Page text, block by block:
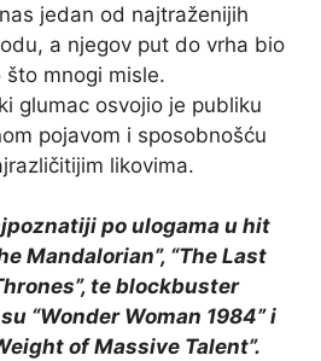
jedan od najtraženijih
a njegov put do vrha bio
mnogi misle.
glumac osvojio je publiku
pojavom i sposobnošću
likovima.
po ulogama u hit
Mandalorian”, “The Last
te blockbuster
“Wonder Woman 1984” i
of Massive Talent”.